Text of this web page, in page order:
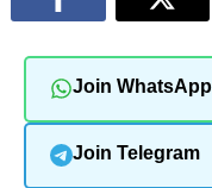
Join WhatsApp
Join Telegram